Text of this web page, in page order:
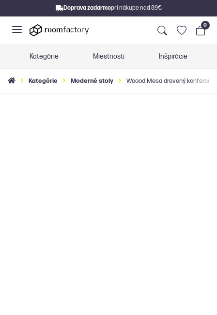
Doprava zadarmopri nákupe nad 89€
0
Kategórie Miestnosti Inšpirácie
Kategórie Moderné stoly Woood Mesa drevený